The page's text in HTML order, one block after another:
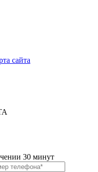
сайта
30 минут